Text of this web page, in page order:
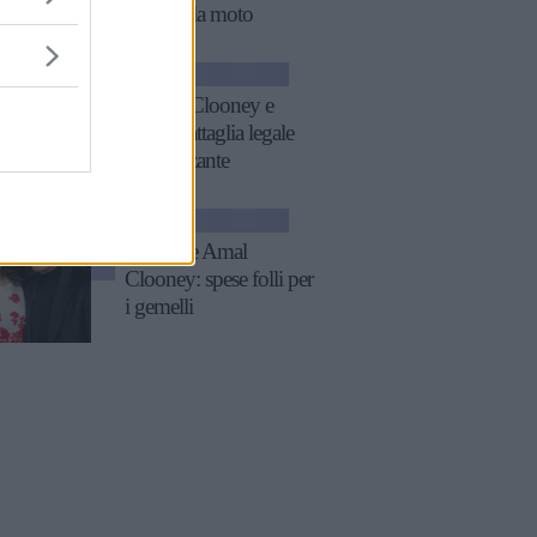
gli vieta la moto
George Clooney e
quella battaglia legale
imbarazzante
George e Amal
Clooney: spese folli per
i gemelli